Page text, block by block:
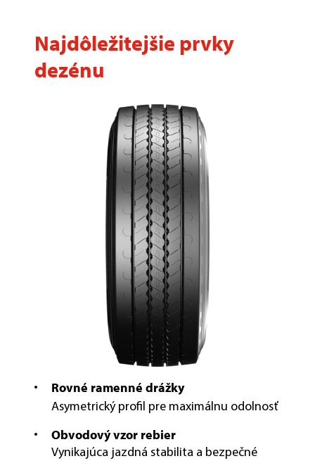
Najdôležitejšie prvky
dezénu
Rovné ramenné drážky
Asymetrický profil pre maximálnu odolnosť
Obvodový vzor rebier
Vynikajúca jazdná stabilita a bezpečné